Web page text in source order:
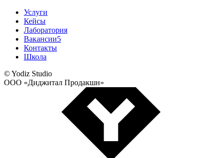
Услуги
Кейсы
Лаборатория
Вакансии5
Контакты
Школа
© Yodiz Studio
ООО «Диджитал Продакшн»